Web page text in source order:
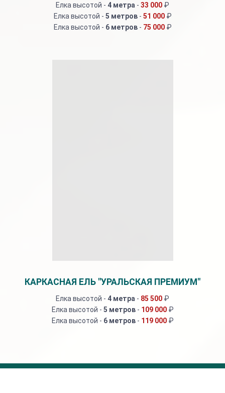
Елка высотой - 4 метра - 33 000 ₽
Елка высотой - 5 метров- 51 000₽
Елка высотой - 6 метров- 75 000₽
КАРКАСНАЯ ЕЛЬ "УРАЛЬСКАЯ ПРЕМИУМ"
Елка высотой - 4 метра - 85 500 ₽
Елка высотой - 5 метров- 109 000₽
Елка высотой - 6 метров- 119 000₽